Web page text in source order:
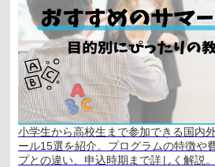
小学生から高校生まで参加できる国内
ール15選を紹介。プログラムの特徴や
プとの違い、申込時期まで詳しく解説